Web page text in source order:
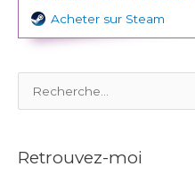
Acheter sur Steam
e
h
Retrouvez-moi